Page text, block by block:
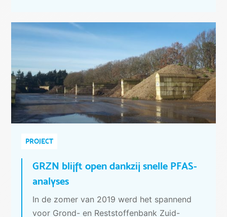
PROJECT
GRZN blijft open dankzij snelle PFAS-
analyses
In de zomer van 2019 werd het spannend
voor Grond- en Reststoffenbank Zuid-